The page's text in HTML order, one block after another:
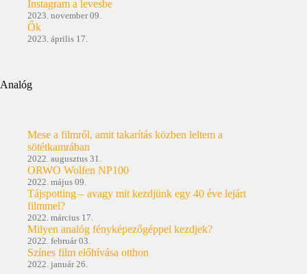
Instagram a levesbe
2023. november 09.
Ők
2023. április 17.
Analóg
Mese a filmről, amit takarítás közben leltem a
sötétkamrában
2022. augusztus 31.
ORWO Wolfen NP100
2022. május 09.
Tájspotting – avagy mit kezdjünk egy 40 éve lejárt
filmmel?
2022. március 17.
Milyen analóg fényképezőgéppel kezdjek?
2022. február 03.
Színes film előhívása otthon
2022. január 26.